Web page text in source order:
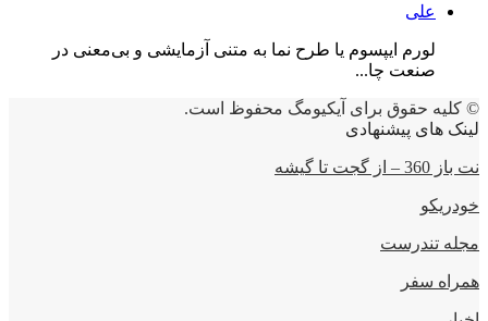
علی
لورم ایپسوم یا طرح‌ نما به متنی آزمایشی و بی‌معنی در
صنعت چا...
© کلیه حقوق برای آیکیومگ محفوظ است.
لینک های پیشنهادی
نت باز 360 – از گجت تا گیشه
خودریکو
مجله‌ تندرست
همراه سفر